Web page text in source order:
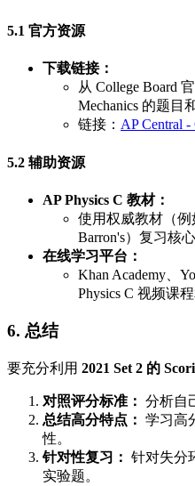
5.1 官方资源
下载链接：
从 College Board
Mechanics 的题目
链接： AP Central -
5.2 辅助资源
AP Physics C 教材：
使用权威教材（例
Barron's）复习核
在线学习平台：
Khan Academy、
Physics C 视频课
6. 总结
要充分利用 2021 Set 2 的
对照评分标准： 分析自
总结高分特点： 学习高
性。
针对性复习： 针对失分
实验题。